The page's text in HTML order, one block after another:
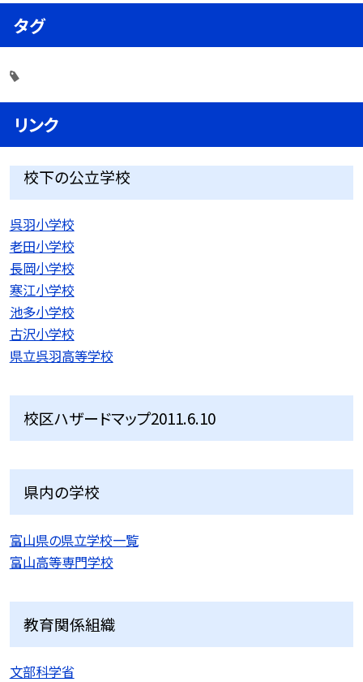
タグ
リンク
校下の公立学校
呉羽小学校
老田小学校
長岡小学校
寒江小学校
池多小学校
古沢小学校
県立呉羽高等学校
校区ハザードマップ2011.6.10
県内の学校
富山県の県立学校一覧
富山高等専門学校
教育関係組織
文部科学省